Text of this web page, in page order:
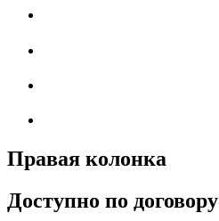
Правая колонка
Доступно по договору